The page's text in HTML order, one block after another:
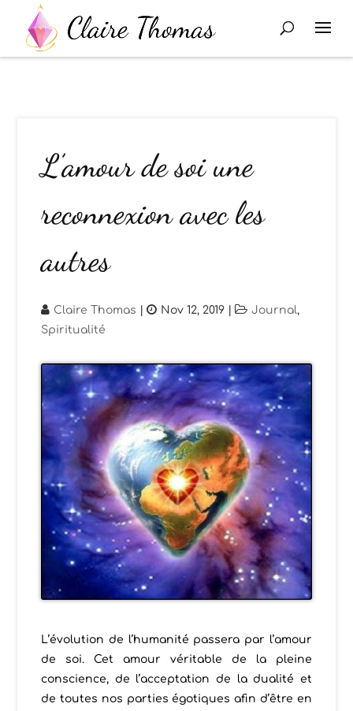
L’amour de soi une
reconnexion avec les
autres
Claire Thomas | Nov 12, 2019 | Journal,
Spiritualité
L’évolution de l’humanité passera par l’amour
de soi. Cet amour véritable de la pleine
conscience, de l’acceptation de la dualité et
de toutes nos parties égotiques afin d’être en